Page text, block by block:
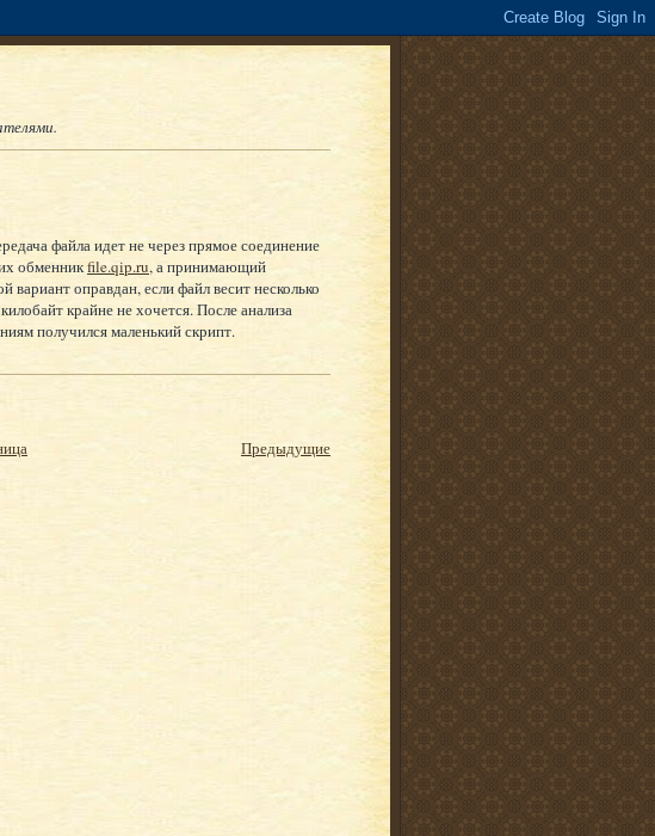
файла идет не через прямое соединение
обменникfile.qip.ru, а принимающий
вариант оправдан, если файл весит несколько
крайне не хочется. После анализа
получился маленький скрипт.
Предыдущие